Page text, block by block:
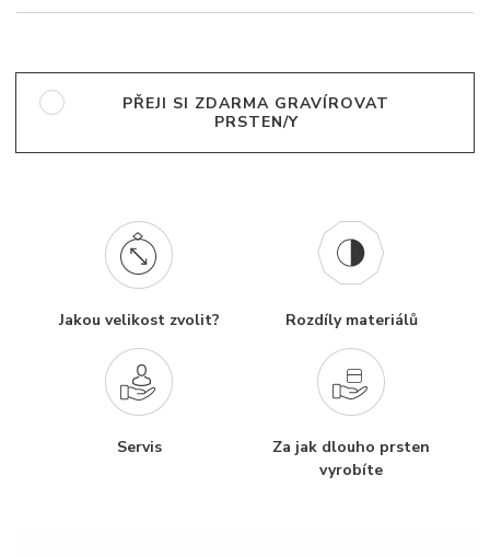
PŘEJI SI ZDARMA GRAVÍROVAT
PRSTEN/Y
Jakou velikost zvolit? Rozdíly materiálů
Servis
Za jak dlouho prsten
vyrobíte